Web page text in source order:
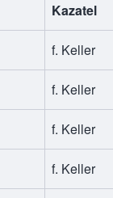
Kazatel
f. Keller
f. Keller
f. Keller
f. Keller